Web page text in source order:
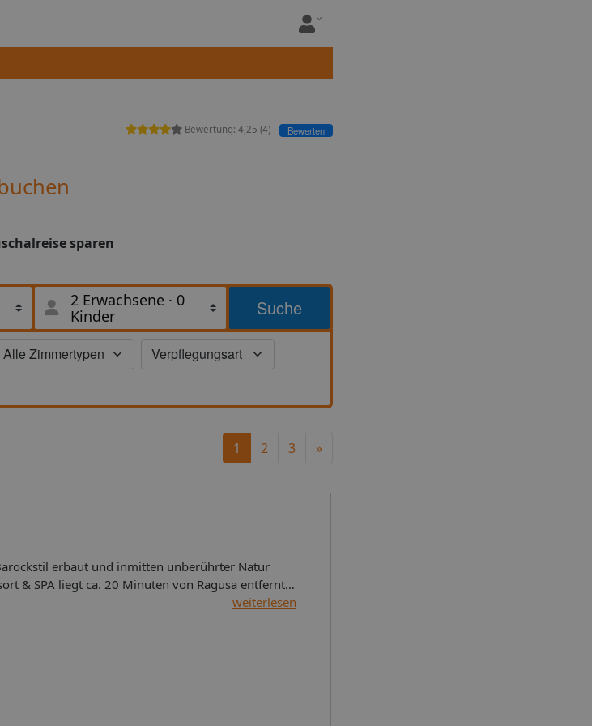
Bewertung: 4,25 (4) Bewerten
sparen
2 Erwachsene · 0
Kinder
Suche
erbaut und inmitten unberührter Natur
& SPA liegt ca. 20 Minuten von Ragusa entfernt,
von unberührter Natur, wurde im sizilianischen
Von Juni bis September bringt Sie ein
reserviert werden. Die in der Nähe liegenden
Ragusa Ibla, Modica, Noto, Scicli und Siracusa
der Anlage: Das insgesamt 202 Zimmer
weiterlesen
1 2 3 »Next